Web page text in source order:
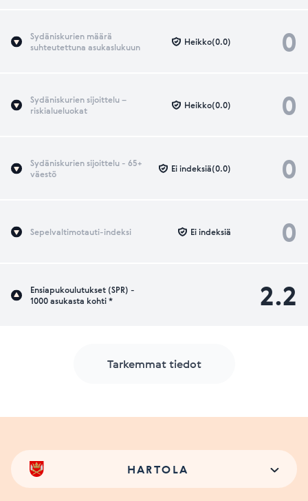
Sydäniskurien määrä
suhteutettuna asukaslukuun
0
Heikko(0.0)
Sydäniskurien sijoittelu –
riskialueluokat
0
Heikko(0.0)
Sydäniskurien sijoittelu - 65+
väestö
0
Ei indeksiä(0.0)
Sepelvaltimotauti-indeksi 0
Ei indeksiä
Ensiapukoulutukset (SPR) -
1000 asukasta kohti *
2.2
Tarkemmat tiedot
HARTOLA